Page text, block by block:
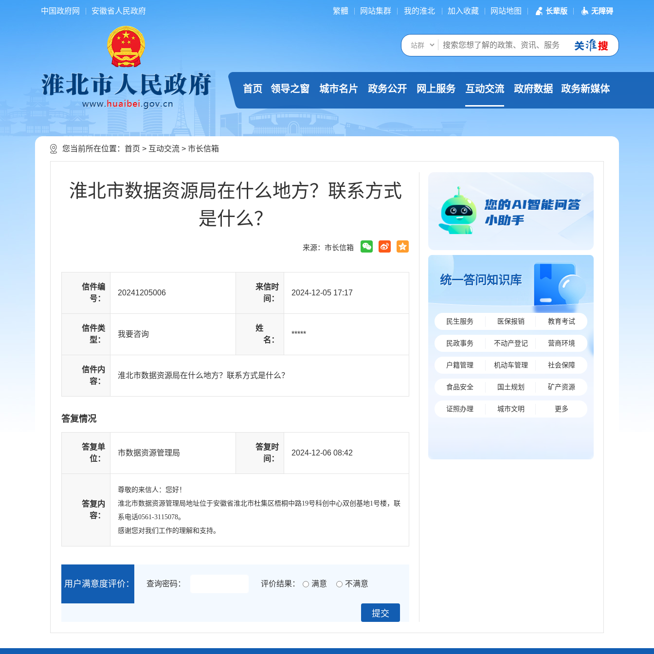
中国政府网 安徽省人民政府 繁體 网站集群 我的淮北 加入收藏 网站地图 长辈版 无障碍
首页 领导之窗 城市名片 政务公开 网上服务 互动交流 政府数据 政务新媒体
您当前所在位置： 首页 > 互动交流 > 市长信箱
淮北市数据资源局在什么地方？联系方式
是什么？
来源：市长信箱
信件编
号：
20241205006
来信时
间：
2024-12-05 17:17
信件类
型：
我要咨询
姓
名：
*****
信件内
容：
淮北市数据资源局在什么地方？联系方式是什么？
答复情况
答复单
位：
市数据资源管理局
答复时
间：
2024-12-06 08:42
答复内
容：
尊敬的来信人：您好！
淮北市数据资源管理局地址位于安徽省淮北市杜集区梧桐中路19号科创中心双创基地1号楼，联
系电话0561-3115078。
感谢您对我们工作的理解和支持。
用户满意度评价： 查询密码： 评价结果： 满意 不满意
统一答问知识库
民生服务 医保报销 教育考试
民政事务 不动产登记 营商环境
户籍管理 机动车管理 社会保障
食品安全 国土规划 矿产资源
证照办理 城市文明 更多